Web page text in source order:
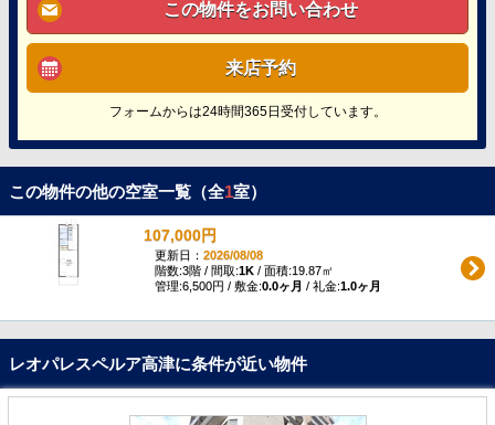
この物件をお問い合わせ
来店予約
フォームからは24時間365日受付しています。
この物件の他の空室一覧（全1室）
107,000円
更新日： 2026/08/08
階数:3階 / 間取:1K/ 面積:19.87㎡
管理:6,500円 / 敷金:0.0ヶ月 / 礼金:1.0ヶ月
レオパレスペルア高津に条件が近い物件